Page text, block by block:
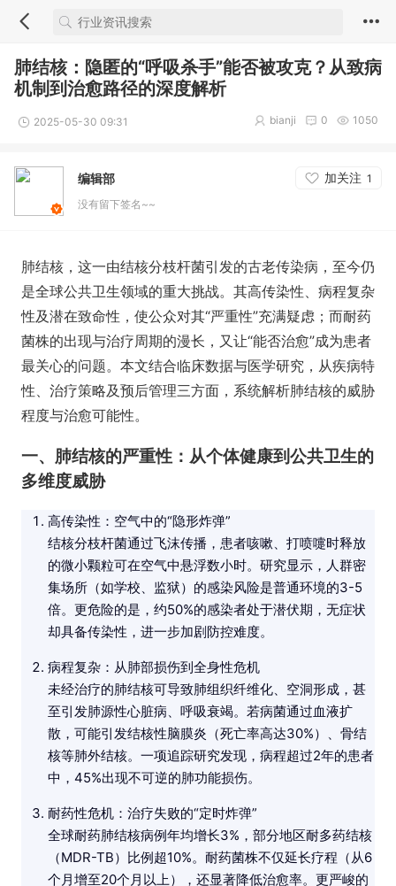
肺结核：隐匿的“呼吸杀手”能否被攻克？从致病
机制到治愈路径的深度解析
2025-05-30 09:31 1050
0
bianji
编辑部 加关注 1
没有留下签名~~
肺结核，这一由结核分枝杆菌引发的古老传染病，至今仍
是全球公共卫生领域的重大挑战。其高传染性、病程复杂
性及潜在致命性，使公众对其“严重性”充满疑虑；而耐药
菌株的出现与治疗周期的漫长，又让“能否治愈”成为患者
最关心的问题。本文结合临床数据与医学研究，从疾病特
性、治疗策略及预后管理三方面，系统解析肺结核的威胁
程度与治愈可能性。
一、肺结核的严重性：从个体健康到公共卫生的
多维度威胁
高传染性：空气中的“隐形炸弹”
结核分枝杆菌通过飞沫传播，患者咳嗽、打喷嚏时释放
的微小颗粒可在空气中悬浮数小时。研究显示，人群密
集场所（如学校、监狱）的感染风险是普通环境的3-5
倍。更危险的是，约50%的感染者处于潜伏期，无症状
却具备传染性，进一步加剧防控难度。
病程复杂：从肺部损伤到全身性危机
未经治疗的肺结核可导致肺组织纤维化、空洞形成，甚
至引发肺源性心脏病、呼吸衰竭。若病菌通过血液扩
散，可能引发结核性脑膜炎（死亡率高达30%）、骨结
核等肺外结核。一项追踪研究发现，病程超过2年的患者
中，45%出现不可逆的肺功能损伤。
耐药性危机：治疗失败的“定时炸弹”
全球耐药肺结核病例年均增长3%，部分地区耐多药结核
（MDR-TB）比例超10%。耐药菌株不仅延长疗程（从6
个月增至20个月以上），还显著降低治愈率。更严峻的